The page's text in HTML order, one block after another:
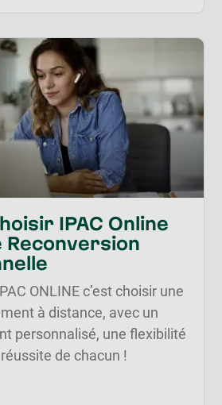
IPAC Online
ONLINE c’est choisir une
à distance, avec un
personnalisé, une flexibilité
de chacun !